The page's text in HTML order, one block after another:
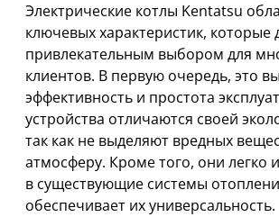
Электрические котлы Kentatsu
ключевых характеристик, которые
привлекательным выбором для
клиентов. В первую очередь, это
эффективность и простота
устройства отличаются своей
так как не выделяют вредных
атмосферу. Кроме того, они легко
в существующие системы
обеспечивает их универсальность.